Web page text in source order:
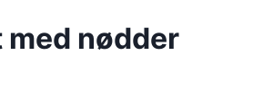
nødder